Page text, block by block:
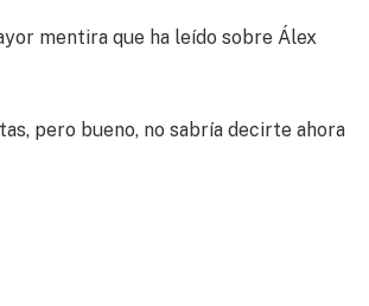
mentira que ha leído sobre Álex
pero bueno, no sabría decirte ahora